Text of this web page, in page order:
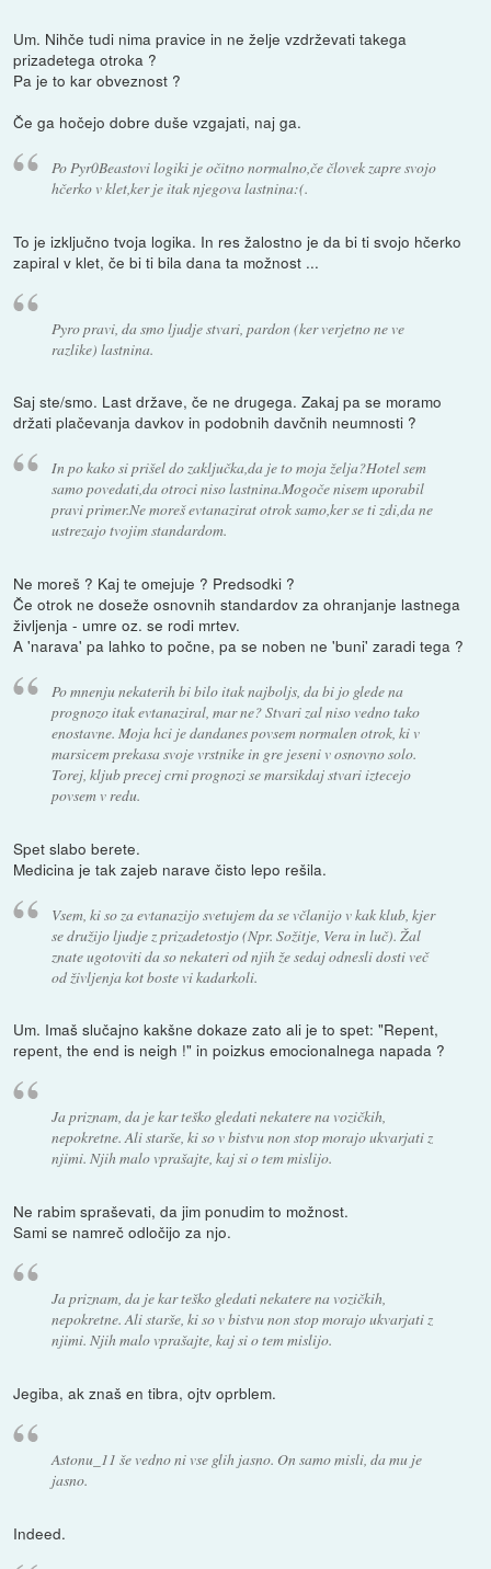
Um. Nihče tudi nima pravice in ne želje vzdrževati takega
prizadetega otroka ?
Pa je to kar obveznost ?
Če ga hočejo dobre duše vzgajati, naj ga.
Po Pyr0Beastovi logiki je očitno normalno,če človek zapre svojo
hčerko v klet,ker je itak njegova lastnina:(.
To je izključno tvoja logika. In res žalostno je da bi ti svojo hčerko
zapiral v klet, če bi ti bila dana ta možnost ...
Pyro pravi, da smo ljudje stvari, pardon (ker verjetno ne ve
razlike) lastnina.
Saj ste/smo. Last države, če ne drugega. Zakaj pa se moramo
držati plačevanja davkov in podobnih davčnih neumnosti ?
In po kako si prišel do zaključka,da je to moja želja?Hotel sem
samo povedati,da otroci niso lastnina.Mogoče nisem uporabil
pravi primer.Ne moreš evtanazirat otrok samo,ker se ti zdi,da ne
ustrezajo tvojim standardom.
Ne moreš ? Kaj te omejuje ? Predsodki ?
Če otrok ne doseže osnovnih standardov za ohranjanje lastnega
življenja - umre oz. se rodi mrtev.
A 'narava' pa lahko to počne, pa se noben ne 'buni' zaradi tega ?
Po mnenju nekaterih bi bilo itak najboljs, da bi jo glede na
prognozo itak evtanaziral, mar ne? Stvari zal niso vedno tako
enostavne. Moja hci je dandanes povsem normalen otrok, ki v
marsicem prekasa svoje vrstnike in gre jeseni v osnovno solo.
Torej, kljub precej crni prognozi se marsikdaj stvari iztecejo
povsem v redu.
Spet slabo berete.
Medicina je tak zajeb narave čisto lepo rešila.
Vsem, ki so za evtanazijo svetujem da se včlanijo v kak klub, kjer
se družijo ljudje z prizadetostjo (Npr. Sožitje, Vera in luč). Žal
znate ugotoviti da so nekateri od njih že sedaj odnesli dosti več
od življenja kot boste vi kadarkoli.
Um. Imaš slučajno kakšne dokaze zato ali je to spet: "Repent,
repent, the end is neigh !" in poizkus emocionalnega napada ?
Ja priznam, da je kar teško gledati nekatere na vozičkih,
nepokretne. Ali starše, ki so v bistvu non stop morajo ukvarjati z
njimi. Njih malo vprašajte, kaj si o tem mislijo.
Ne rabim spraševati, da jim ponudim to možnost.
Sami se namreč odločijo za njo.
Ja priznam, da je kar teško gledati nekatere na vozičkih,
nepokretne. Ali starše, ki so v bistvu non stop morajo ukvarjati z
njimi. Njih malo vprašajte, kaj si o tem mislijo.
Jegiba, ak znaš en tibra, ojtv oprblem.
Astonu_11 še vedno ni vse glih jasno. On samo misli, da mu je
jasno.
Indeed.